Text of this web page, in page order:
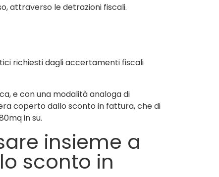
attraverso le detrazioni fiscali.
richiesti dagli accertamenti fiscali
e con una modalità analoga di
coperto dallo sconto in fattura, che di
in su.
insieme a
sconto in